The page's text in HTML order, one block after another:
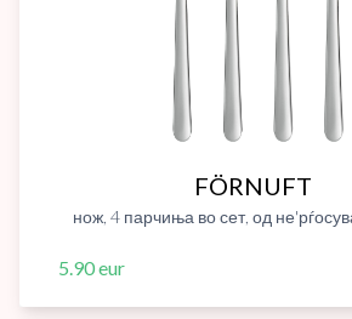
FÖRNUFT
нож, 4 парчиња во сет, од
5.90 eur